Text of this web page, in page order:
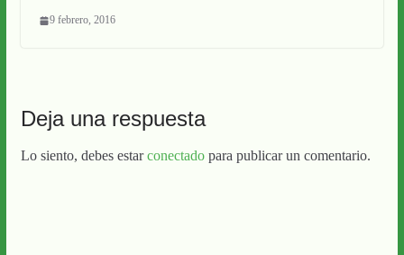
9 febrero, 2016
Deja una respuesta
Lo siento, debes estarconectadopara publicar un comentario.